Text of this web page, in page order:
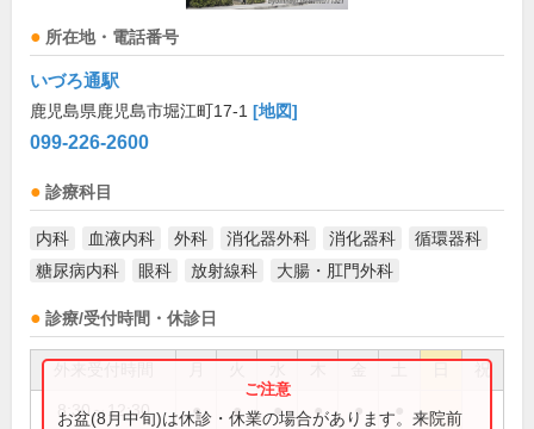
所在地・電話番号
いづろ通駅
鹿児島県鹿児島市堀江町17-1 [地図]
099-226-2600
診療科目
内科 血液内科 外科 消化器外科 消化器科
循環器科
糖尿病内科
眼科 放射線科 大腸・肛門外科
診療/受付時間・休診日
祝
8:30～12:30 ● ● ● ● ●
お盆(8月中旬)は休診・休業の場合があります。来院前